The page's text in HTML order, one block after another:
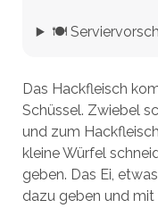
🍽️
Das Hackfleisch
Schüssel. Zwiebel
und zum
kleine Würfel
geben. Das Ei,
dazu geben und